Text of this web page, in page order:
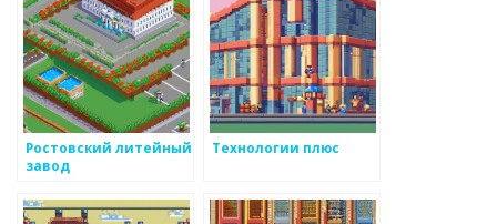
Ростовский литейный
завод
Технологии плюс